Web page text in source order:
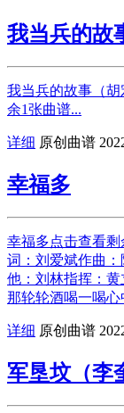
我当兵的故
我当兵的故事（
余1张曲谱...
详细 原创曲谱
幸福多
幸福多点击查看
词：刘爱斌作曲
他：刘林指挥：
那轮轮酒喝一喝
详细 原创曲谱
军垦坟（李